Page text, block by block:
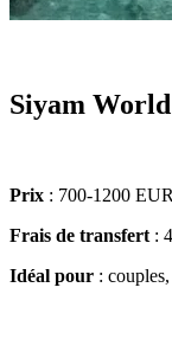
Siyam
Prix : 700-1200
Frais de transfert :
Idéal pour :